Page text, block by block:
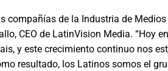
compañías de la Industria de Medios
CEO de LatinVision Media. “Hoy en
y este crecimiento continuo nos
resultado, los Latinos somos el